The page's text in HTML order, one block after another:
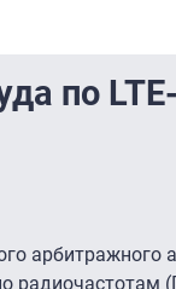
по
арбитражного
радиочастотам